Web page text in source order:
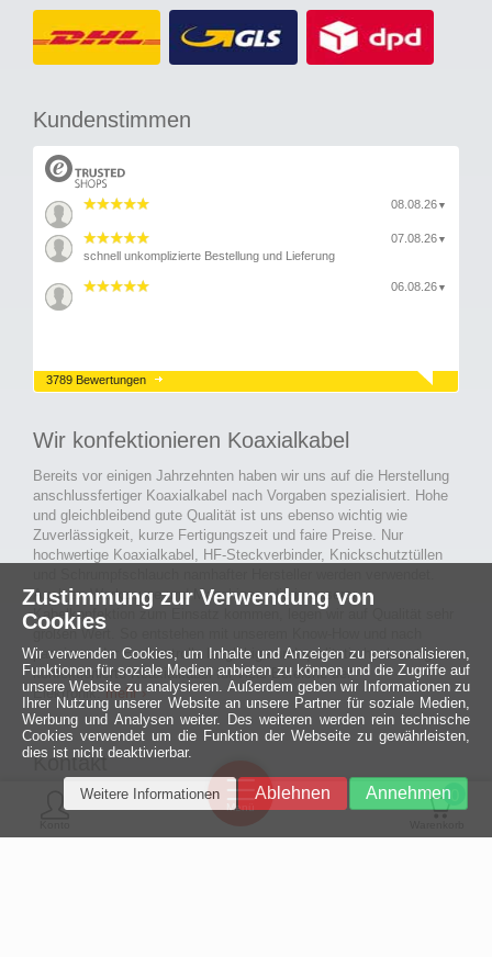
Kundenstimmen
08.08.26 ▼
07.08.26 ▼
schnell unkomplizierte Bestellung und Lieferung
06.08.26 ▼
3789 Bewertungen
Wir konfektionieren Koaxialkabel
Bereits vor einigen Jahrzehnten haben wir uns auf die Herstellung
anschlussfertiger Koaxialkabel nach Vorgaben spezialisiert. Hohe
und gleichbleibend gute Qualität ist uns ebenso wichtig wie
Zuverlässigkeit, kurze Fertigungszeit und faire Preise. Nur
hochwertige Koaxialkabel, HF-Steckverbinder, Knickschutztüllen
Auch an Werkzeuge und Maschinen, die in unserer
Kabelkonfektion zum Einsatz kommen, legen wir auf Qualität sehr
großen Wert. So entstehen mit unserem Know-How und nach
passieren der Endkontrolle langlebige und qualitativ hochwertige
konfektionierte Koaxialkabel für viele Bereiche der
Elektronik.mehr ›
Kontakt
MCE Mauritz Electronics
0
Menü
Ein halbes
Jahrhundert
technologische
Zustimmung zur Verwendung von
Cookies
Wir verwenden Cookies, um Inhalte und Anzeigen zu personalisieren,
Funktionen für soziale Medien anbieten zu können und die Zugriffe auf
unsere Website zu analysieren. Außerdem geben wir Informationen zu
Ihrer Nutzung unserer Website an unsere Partner für soziale Medien,
Werbung und Analysen weiter. Des weiteren werden rein technische
Cookies verwendet um die Funktion der Webseite zu gewährleisten,
dies ist nicht deaktivierbar.
Annehmen
Ablehnen
Weitere Informationen